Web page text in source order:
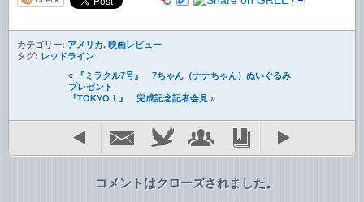
カテゴリー: アメリカ, 映画レビュー
タグ: レッドライン
«
『ミラクル7号』 7ちゃん（ナナちゃん）ぬいぐるみ
プレゼント
『TOKYO！』 完成記念記者会見 »
コメントはクローズされました。